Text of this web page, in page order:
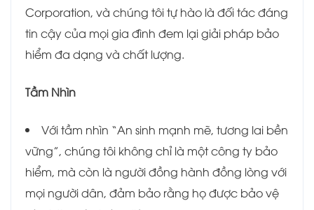
Corporation, và chúng tôi tự hào là đối tác đáng
tin cậy của mọi gia đình đem lại giải pháp bảo
hiểm đa dạng và chất lượng.
Tầm Nhìn
Với tầm nhìn “An sinh mạnh mẽ, tương lai bền
vững”, chúng tôi không chỉ là một công ty bảo
hiểm, mà còn là người đồng hành đồng lòng với
mọi người dân, đảm bảo rằng họ được bảo vệ